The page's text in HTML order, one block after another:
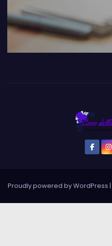
Proudly powered by WordPress |